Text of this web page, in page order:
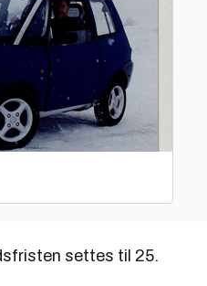
settes til 25.